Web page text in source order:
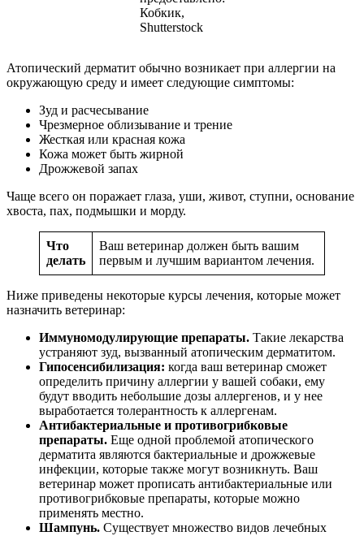
Кобкик,
Shutterstock
Атопический дерматит обычно возникает при аллергии на
окружающую среду и имеет следующие симптомы:
Зуд и расчесывание
Чрезмерное облизывание и трение
Жесткая или красная кожа
Кожа может быть жирной
Дрожжевой запах
Чаще всего он поражает глаза, уши, живот, ступни, основание
хвоста, пах, подмышки и морду.
Что
делать
Ваш ветеринар должен быть вашим
первым и лучшим вариантом лечения.
Ниже приведены некоторые курсы лечения, которые может
назначить ветеринар:
Иммуномодулирующие препараты. Такие лекарства
устраняют зуд, вызванный атопическим дерматитом.
Гипосенсибилизация: когда ваш ветеринар сможет
определить причину аллергии у вашей собаки, ему
будут вводить небольшие дозы аллергенов, и у нее
выработается толерантность к аллергенам.
Антибактериальные и противогрибковые
препараты. Еще одной проблемой атопического
дерматита являются бактериальные и дрожжевые
инфекции, которые также могут возникнуть. Ваш
ветеринар может прописать антибактериальные или
противогрибковые препараты, которые можно
применять местно.
Шампунь. Существует множество видов лечебных